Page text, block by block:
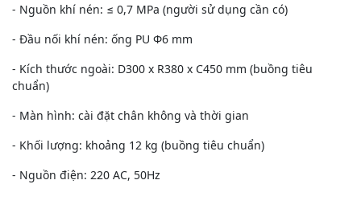
- Nguồn khí nén: ≤ 0,7 MPa (người sử dụng cần có)
- Đầu nối khí nén: ống PU Φ6 mm
- Kích thước ngoài: D300 x R380 x C450 mm (buồng tiêu
chuẩn)
- Màn hình: cài đặt chân không và thời gian
- Khối lượng: khoảng 12 kg (buồng tiêu chuẩn)
- Nguồn điện: 220 AC, 50Hz